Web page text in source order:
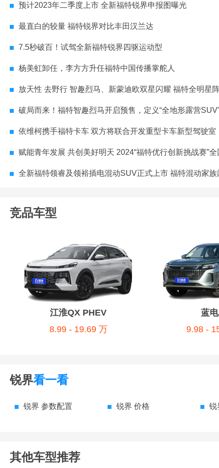
预计2023年二季度上市 全新福特锐界申报图曝光
最直白的较量 福特锐界对比丰田汉兰达
7.5秒破百！试驾全新福特锐界四驱运动型
杨美虹卸任，李方方升任福特中国传播掌舵人
放天性 去野行 智趣烈马、新蒙迪欧双星闪耀 福特全明星阵容登陆2025广
破局而来！福特智趣烈马开启预售，定义“全地形露营
依维柯携手福特卡车 双方将联合开发重型卡车新型驾驶室
赋能青年发展 共创美好明天 2024“福特优行创新挑战赛”全国总决赛圆
全新福特领睿及领裕插电混动SUV正式上市 福特混动家族闪
竞品车型
江淮QX PHEV
8.99 - 19.69 万
蓝
9.98 -
锐界看一看
锐界 参数配置 锐界 价格 锐
其他车型推荐